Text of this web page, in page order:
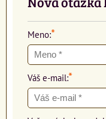
Meno:*
Váš e-mail:*